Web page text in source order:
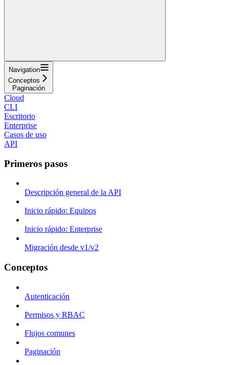
Navigation
Conceptos
Paginación
Cloud
CLI
Escritorio
Enterprise
Casos de uso
API
Primeros pasos
Descripción general de la API
Inicio rápido: Equipos
Inicio rápido: Enterprise
Migración desde v1/v2
Conceptos
Autenticación
Permisos y RBAC
Flujos comunes
Paginación